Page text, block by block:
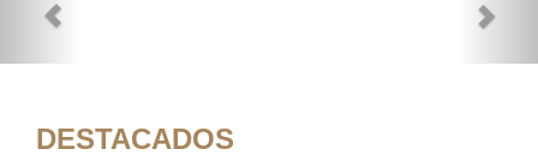
DESTACADOS